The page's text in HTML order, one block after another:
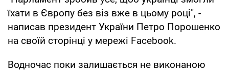
їхати в Європу без віз вже в цьому році", -
написав президент України Петро Порошенко
на своїй сторінці у мережі Facebook.
Водночас поки залишається не виконаною